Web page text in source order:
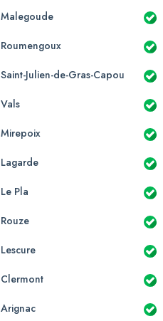
Malegoude
Roumengoux
Saint-Julien-de-Gras-Capou
Vals
Mirepoix
Lagarde
Le Pla
Rouze
Lescure
Clermont
Arignac